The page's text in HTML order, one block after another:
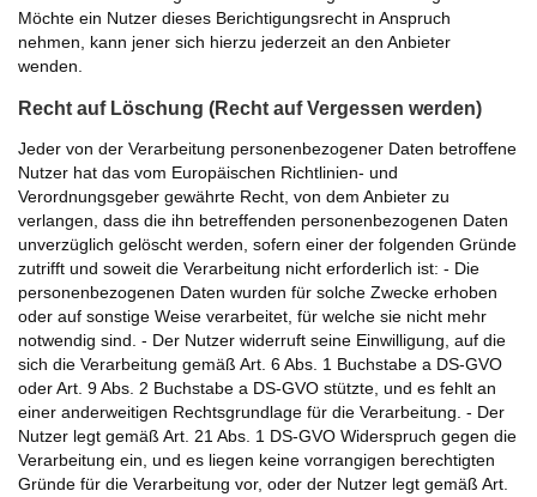
Möchte ein Nutzer dieses Berichtigungsrecht in Anspruch
nehmen, kann jener sich hierzu jederzeit an den Anbieter
wenden.
Recht auf Löschung (Recht auf Vergessen werden)
Jeder von der Verarbeitung personenbezogener Daten betroffene
Nutzer hat das vom Europäischen Richtlinien- und
Verordnungsgeber gewährte Recht, von dem Anbieter zu
verlangen, dass die ihn betreffenden personenbezogenen Daten
unverzüglich gelöscht werden, sofern einer der folgenden Gründe
zutrifft und soweit die Verarbeitung nicht erforderlich ist: - Die
personenbezogenen Daten wurden für solche Zwecke erhoben
oder auf sonstige Weise verarbeitet, für welche sie nicht mehr
notwendig sind. - Der Nutzer widerruft seine Einwilligung, auf die
sich die Verarbeitung gemäß Art. 6 Abs. 1 Buchstabe a DS-GVO
oder Art. 9 Abs. 2 Buchstabe a DS-GVO stützte, und es fehlt an
einer anderweitigen Rechtsgrundlage für die Verarbeitung. - Der
Nutzer legt gemäß Art. 21 Abs. 1 DS-GVO Widerspruch gegen die
Verarbeitung ein, und es liegen keine vorrangigen berechtigten
Gründe für die Verarbeitung vor, oder der Nutzer legt gemäß Art.